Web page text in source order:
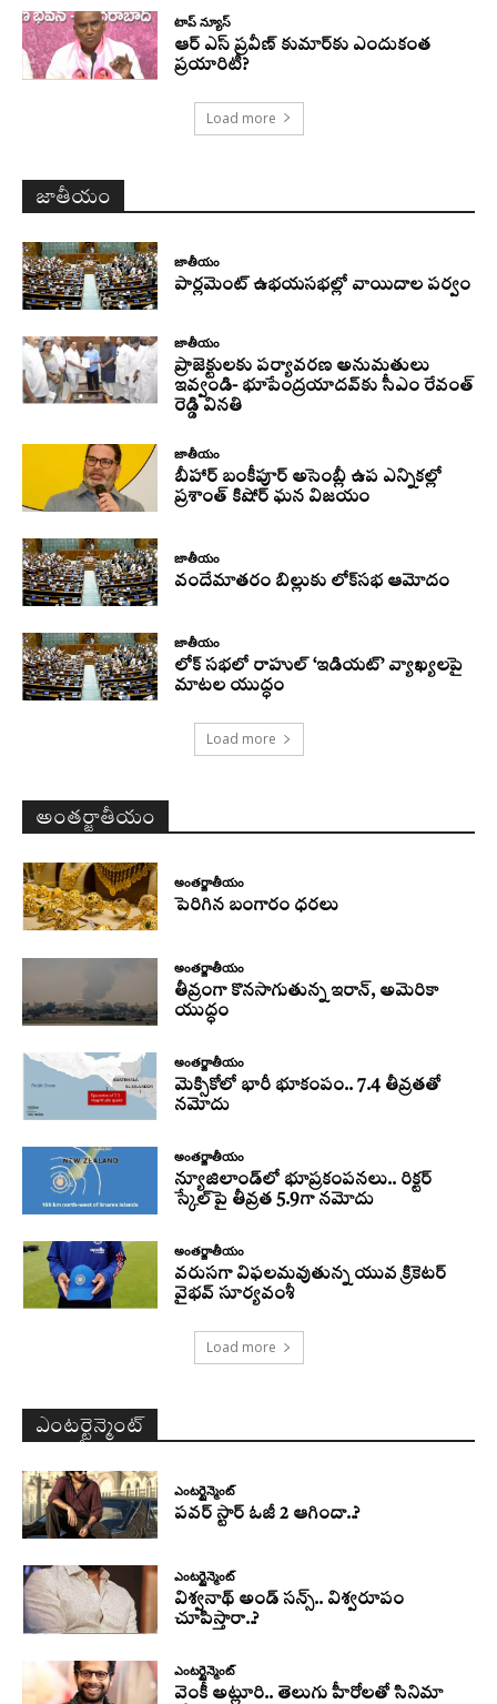
టాప్ న్యూస్
ఆర్ ఎస్ ప్రవీణ్ కుమార్‌కు ఎందుకంత
ప్రయారిటీ?
Load more
జాతీయం
జాతీయం
పార్లమెంట్ ఉభయసభల్లో వాయిదాల పర్వం
జాతీయం
ప్రాజెక్టులకు పర్యావరణ అనుమతులు
ఇవ్వండి- భూపేంద్రయాదవ్‌కు సీఎం రేవంత్‌
రెడ్డి వినతి
జాతీయం
బీహార్ బంకీపూర్ అసెంబ్లీ ఉప ఎన్నికల్లో
ప్రశాంత్ కిషోర్ ఘన విజయం
జాతీయం
వందేమాతరం బిల్లుకు లోక్‌సభ ఆమోదం
జాతీయం
లోక్ సభలో రాహుల్ ‘ఇడియట్’ వ్యాఖ్యలపై
మాటల యుద్ధం
Load more
అంతర్జాతీయం
అంతర్జాతీయం
పెరిగిన బంగారం ధరలు
అంతర్జాతీయం
తీవ్రంగా కొనసాగుతున్న ఇరాన్‌, అమెరికా
యుద్ధం
అంతర్జాతీయం
మెక్సికోలో భారీ భూకంపం.. 7.4 తీవ్రతతో
నమోదు
అంతర్జాతీయం
న్యూజిలాండ్‌లో భూప్రకంపనలు.. రిక్టర్‌
స్కేల్‌పై తీవ్రత 5.9గా నమోదు
అంతర్జాతీయం
వరుసగా విఫలమవుతున్న యువ క్రికెటర్
వైభవ్ సూర్యవంశీ
Load more
ఎంటర్టైన్మెంట్
ఎంటర్టైన్మెంట్
పవర్ స్టార్ ఓజీ 2 ఆగిందా..?
ఎంటర్టైన్మెంట్
విశ్వనాథ్ అండ్ సన్స్.. విశ్వరూపం
చూపిస్తారా..?
ఎంటర్టైన్మెంట్
వెంకీ అట్లూరి.. తెలుగు హీరోలతో సినిమా